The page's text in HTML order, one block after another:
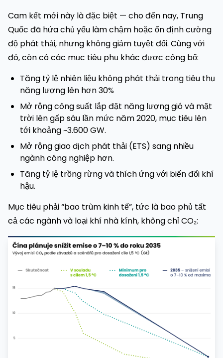
Cam kết mới này là đặc biệt — cho đến nay, Trung
Quốc đã hứa chủ yếu làm chậm hoặc ổn định cường
độ phát thải, nhưng không giảm tuyệt đối. Cùng với
đó, còn có các mục tiêu phụ khác được công bố:
Tăng tỷ lệ nhiên liệu không phát thải trong tiêu thụ
năng lượng lên hơn 30%
Mở rộng công suất lắp đặt năng lượng gió và mặt
trời lên gấp sáu lần mức năm 2020, mục tiêu lên
tới khoảng ~3.600 GW.
Mở rộng giao dịch phát thải (ETS) sang nhiều
ngành công nghiệp hơn.
Tăng tỷ lệ trồng rừng và thích ứng với biến đổi khí
hậu.
Mục tiêu phải “bao trùm kinh tế”, tức là bao phủ tất
cả các ngành và loại khí nhà kính, không chỉ CO₂: